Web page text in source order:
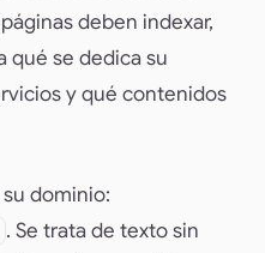
deben indexar,
qué se dedica su
y qué contenidos
dominio:
. Se trata de texto sin